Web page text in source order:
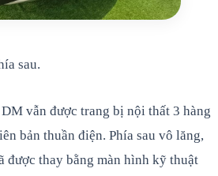
sau.
vẫn được trang bị nội thất 3 hàng
bản thuần điện. Phía sau vô lăng,
được thay bằng màn hình kỹ thuật